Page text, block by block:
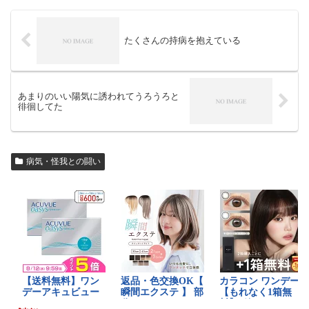
たくさんの持病を抱えている
あまりのいい陽気に誘われてうろうろと
徘徊してた
病気・怪我との闘い